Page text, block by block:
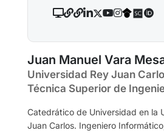
Juan Manuel Vara
Universidad Rey Juan
Técnica Superior de
Catedrático de Universidad en la
Juan Carlos. Ingeniero